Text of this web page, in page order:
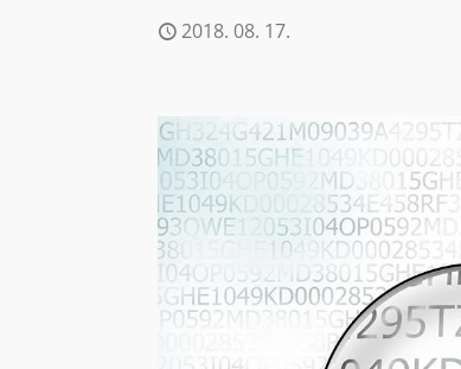
2018. 08. 17.